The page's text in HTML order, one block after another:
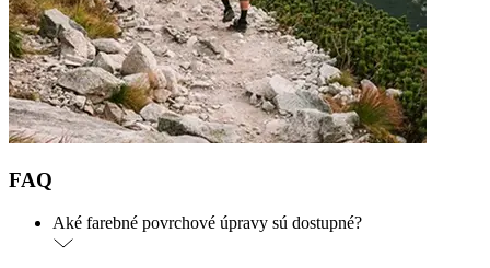
FAQ
Aké farebné povrchové úpravy sú dostupné?